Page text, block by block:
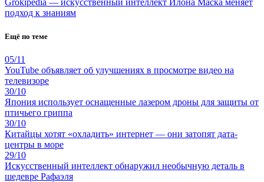
Grokipedia — искусственный интеллект Илона Маска меняет
подход к знаниям
Ещё по теме
05/11
YouTube объявляет об улучшениях в просмотре видео на
телевизоре
30/10
Япония использует оснащенные лазером дроны для защиты от
птичьего гриппа
30/10
Китайцы хотят «охладить» интернет — они затопят дата-
центры в море
29/10
Искусственный интеллект обнаружил необычную деталь в
шедевре Рафаэля